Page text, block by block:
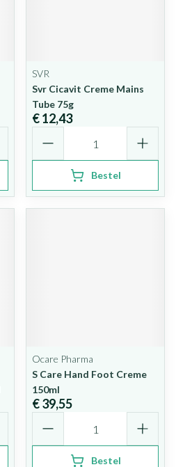
SVR
Svr Cicavit Creme Mains
Tube 75g
€ 12,43
Bestel
Ocare Pharma
S Care Hand Foot Creme
150ml
€ 39,55
Bestel